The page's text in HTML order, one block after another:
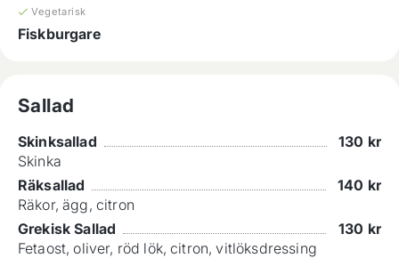
Vegetarisk
Fiskburgare
Sallad
Skinksallad 130 kr
Skinka
Räksallad
140 kr
Räkor, ägg, citron
Grekisk Sallad
130 kr
Fetaost, oliver, röd lök, citron, vitlöksdressing